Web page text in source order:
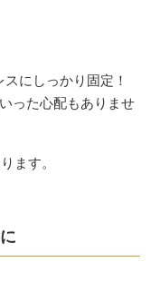
にしっかり固定！
った心配もありませ
ます。